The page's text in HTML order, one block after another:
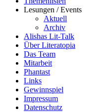
Lesungen / Events
Aktuell
Archiv
Alishas Lit-Talk
Über Literatopia
Das Team
Mitarbeit
Phantast
Links
Gewinnspiel
Impressum
Datenschutz